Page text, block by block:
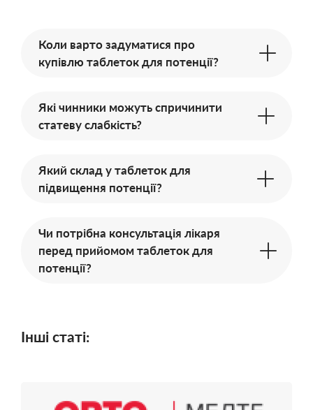
Коли варто задуматися про
купівлю таблеток для потенції?
Які чинники можуть спричинити
статеву слабкість?
Який склад у таблеток для
підвищення потенції?
Чи потрібна консультація лікаря
перед прийомом таблеток для
потенції?
Інші статі: